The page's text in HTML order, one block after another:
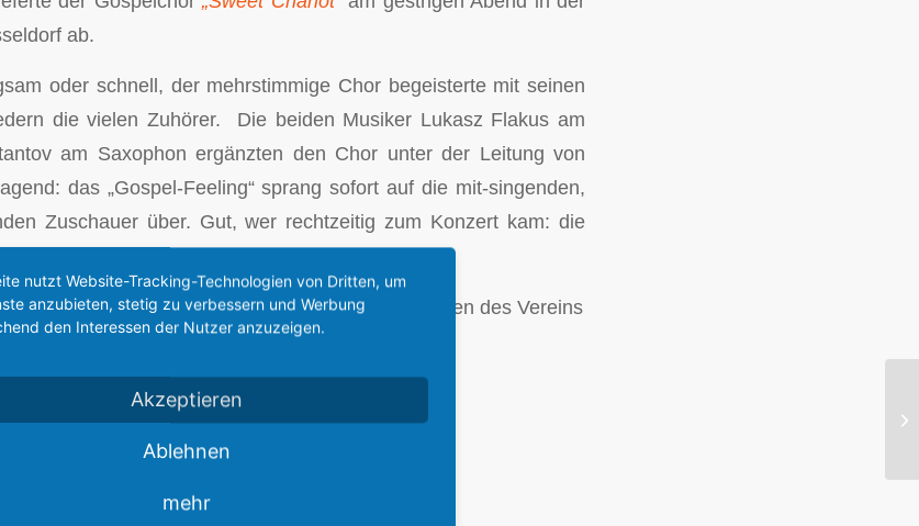
ab.
oder schnell, der mehrstimmige Chor begeisterte mit seinen
die vielen Zuhörer. Die beiden Musiker Lukasz Flakus am
am Saxophon ergänzten den Chor unter der Leitung von
das „Gospel-Feeling“ sprang sofort auf die mit-singenden,
Zuschauer über. Gut, wer rechtzeitig zum Konzert kam: die
komplett besetzt.
herzlich, die dieses tolle Benefizkonzert zugunsten des Vereins
möglich gemacht haben!
nutzt Website-Tracking-Technologien von Dritten, um
anzubieten, stetig zu verbessern und Werbung
den Interessen der Nutzer anzuzeigen.
Akzeptieren
Ablehnen
mehr